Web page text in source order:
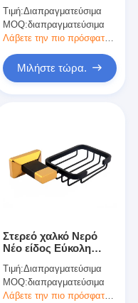
πόρτων
σαπουνιού 500 PCS
Τιμή:Διαπραγματεύσιμα
MOQ:διαπραγματεύσιμα
Λάβετε την πιο πρόσφατη τιμή
Μιλήστε τώρα.
Στερεό χαλκό Νερό
Νέο είδος Εύκολη
Τιμή:Διαπραγματεύσιμα
MOQ:διαπραγματεύσιμα
Λάβετε την πιο πρόσφατη τιμή